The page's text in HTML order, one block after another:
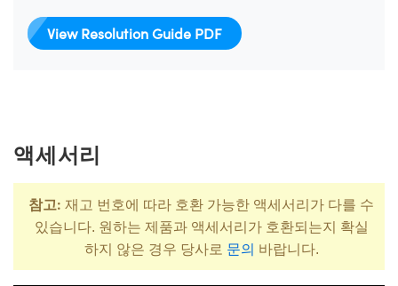
View Resolution Guide PDF
액세서리
참고: 재고 번호에 따라 호환 가능한 액세서리가 다를 수
있습니다. 원하는 제품과 액세서리가 호환되는지 확실
하지 않은 경우 당사로 문의 바랍니다.